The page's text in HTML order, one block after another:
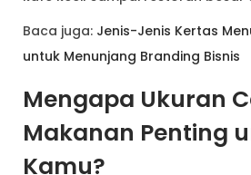
Baca juga: Jenis-Jenis Kertas
untuk Menunjang Branding Bisnis
Mengapa Ukuran
Makanan Penting
Kamu?